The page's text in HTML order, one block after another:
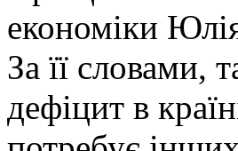
економіки
За її словами,
дефіцит в